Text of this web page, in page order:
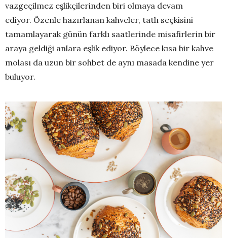
vazgeçilmez eşlikçilerinden biri olmaya devam
ediyor. Özenle hazırlanan kahveler, tatlı seçkisini
tamamlayarak günün farklı saatlerinde misafirlerin bir
araya geldiği anlara eşlik ediyor. Böylece kısa bir kahve
molası da uzun bir sohbet de aynı masada kendine yer
buluyor.